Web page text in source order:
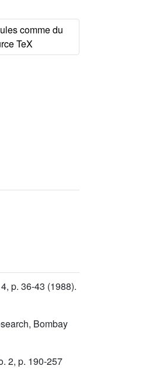
p. 36-43 (1988).
Bombay
2, p. 190-257